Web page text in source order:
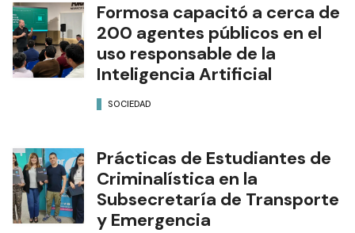
Formosa capacitó a cerca de
200 agentes públicos en el
uso responsable de la
Inteligencia Artificial
SOCIEDAD
Prácticas de Estudiantes de
Criminalística en la
Subsecretaría de Transporte
y Emergencia